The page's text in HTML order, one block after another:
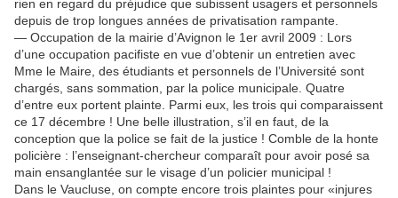
rien en regard du préjudice que subissent usagers et personnels
depuis de trop longues années de privatisation rampante.
— Occupation de la mairie d’Avignon le 1er avril 2009 : Lors
d’une occupation pacifiste en vue d’obtenir un entretien avec
Mme le Maire, des étudiants et personnels de l’Université sont
chargés, sans sommation, par la police municipale. Quatre
d’entre eux portent plainte. Parmi eux, les trois qui comparaissent
ce 17 décembre ! Une belle illustration, s’il en faut, de la
conception que la police se fait de la justice ! Comble de la honte
policière : l’enseignant-chercheur comparaît pour avoir posé sa
main ensanglantée sur le visage d’un policier municipal !
Dans le Vaucluse, on compte encore trois plaintes pour «injures